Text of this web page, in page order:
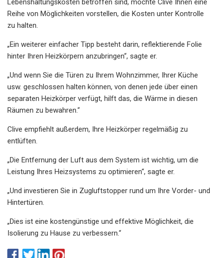
Lebenshaltungskosten betroffen sind, möchte Clive Ihnen eine
Reihe von Möglichkeiten vorstellen, die Kosten unter Kontrolle
zu halten.
„Ein weiterer einfacher Tipp besteht darin, reflektierende Folie
hinter Ihren Heizkörpern anzubringen“, sagte er.
„Und wenn Sie die Türen zu Ihrem Wohnzimmer, Ihrer Küche
usw. geschlossen halten können, von denen jede über einen
separaten Heizkörper verfügt, hilft das, die Wärme in diesen
Räumen zu bewahren.“
Clive empfiehlt außerdem, Ihre Heizkörper regelmäßig zu
entlüften.
„Die Entfernung der Luft aus dem System ist wichtig, um die
Leistung Ihres Heizsystems zu optimieren“, sagte er.
„Und investieren Sie in Zugluftstopper rund um Ihre Vorder- und
Hintertüren.
„Dies ist eine kostengünstige und effektive Möglichkeit, die
Isolierung zu Hause zu verbessern.“